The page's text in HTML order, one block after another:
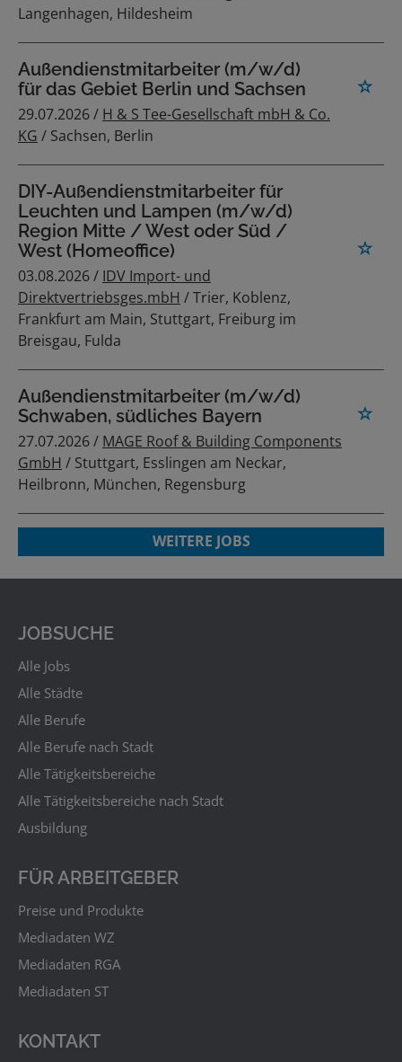
Langenhagen, Hildesheim
Außendienstmitarbeiter (m/w/d)
für das Gebiet Berlin und Sachsen
29.07.2026 / H & S Tee-Gesellschaft mbH & Co.
KG / Sachsen, Berlin
DIY-Außendienstmitarbeiter für
Leuchten und Lampen (m/w/d)
Region Mitte / West oder Süd /
West (Homeoffice)
03.08.2026 / IDV Import- und
Direktvertriebsges.mbH / Trier, Koblenz,
Frankfurt am Main, Stuttgart, Freiburg im
Breisgau, Fulda
Außendienstmitarbeiter (m/w/d)
Schwaben, südliches Bayern
27.07.2026 / MAGE Roof & Building Components
GmbH / Stuttgart, Esslingen am Neckar,
Heilbronn, München, Regensburg
WEITERE JOBS
JOBSUCHE
Alle Jobs
Alle Städte
Alle Berufe
Alle Berufe nach Stadt
Alle Tätigkeitsbereiche
Alle Tätigkeitsbereiche nach Stadt
Ausbildung
FÜR ARBEITGEBER
Preise und Produkte
Mediadaten WZ
Mediadaten RGA
Mediadaten ST
KONTAKT